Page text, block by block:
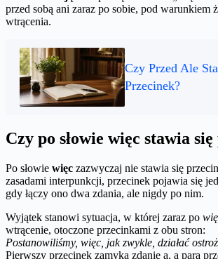
przed sobą ani zaraz po sobie, pod warunkiem
wtrącenia.
Czy Przed Ale
Przecinek?
Czy po słowie więc stawia
Po słowie więc zazwyczaj nie stawia się
zasadami interpunkcji, przecinek pojawia się
gdy łączy ono dwa zdania, ale nigdy po nim.
Wyjątek stanowi sytuacja, w której zaraz po
wtrącenie, otoczone przecinkami z obu stron:
Postanowiliśmy, więc, jak zwykle, działać
Pierwszy przecinek zamyka zdanie a, a para